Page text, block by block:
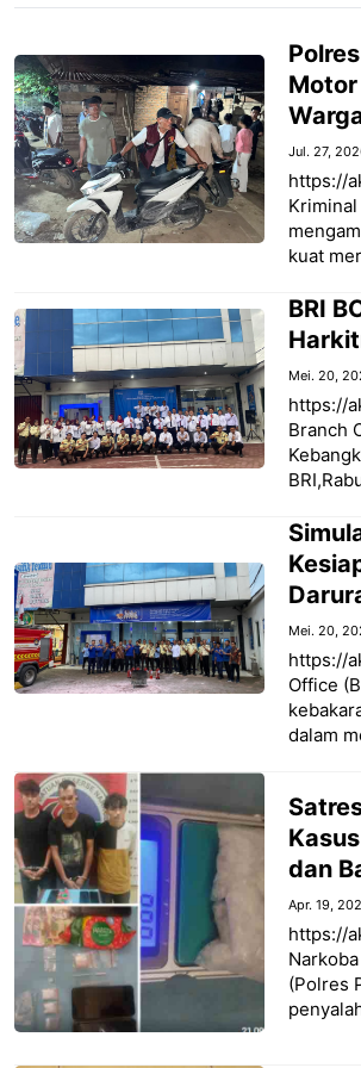
Jul. 27,
https://
kuat
BRI
Mei. 20,
https://
Branch
Mei. 20,
https://
Office
dalam
dan
Apr. 19,
https://
(Polres